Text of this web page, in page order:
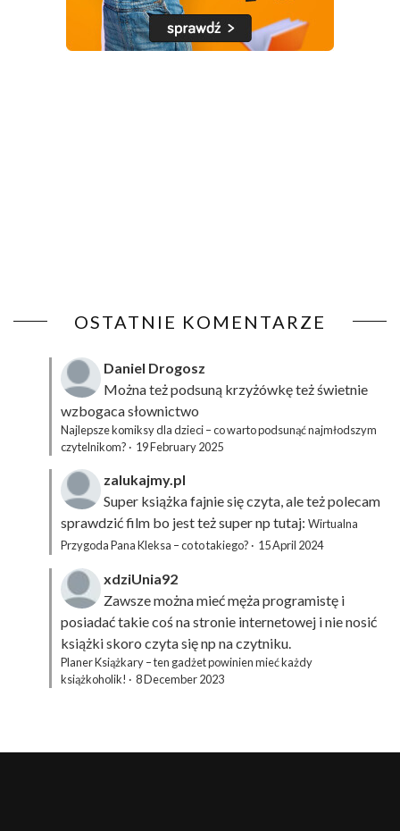
OSTATNIE KOMENTARZE
Daniel Drogosz
Można też podsuną krzyżówkęteż świetnie
wzbogaca słownictwo
Najlepsze komiksy dla dzieci – co warto podsunąć najmłodszym
czytelnikom? · 19 February 2025
zalukajmy.pl
Super książka fajnie się czyta, ale też polecam
sprawdzić film bo jest też super np tutaj: Wirtualna
Przygoda Pana Kleksa – co to takiego? · 15 April 2024
xdziUnia92
Zawsze można mieć męża programistę i
posiadać takie coś na stronie internetowej i nie nosić
książki skoro czyta się np na czytniku.
Planer Książkary – ten gadżet powinien mieć każdy
książkoholik! · 8 December 2023